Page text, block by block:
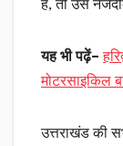
है, तो उसे
यह भी पढ़ें–
मोटरसाइकिल
उत्तराखंड की